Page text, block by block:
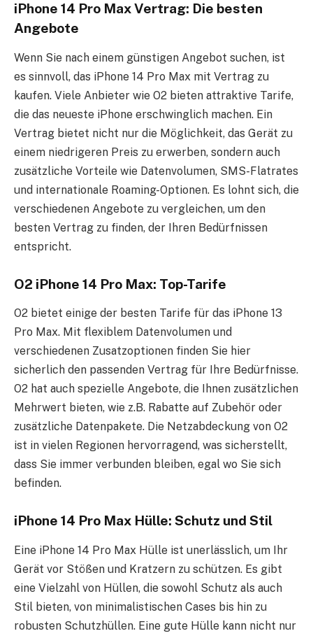
iPhone 14 Pro Max Vertrag: Die besten
Angebote
Wenn Sie nach einem günstigen Angebot suchen, ist
es sinnvoll, das iPhone 14 Pro Max mit Vertrag zu
kaufen. Viele Anbieter wie O2 bieten attraktive Tarife,
die das neueste iPhone erschwinglich machen. Ein
Vertrag bietet nicht nur die Möglichkeit, das Gerät zu
einem niedrigeren Preis zu erwerben, sondern auch
zusätzliche Vorteile wie Datenvolumen, SMS-Flatrates
und internationale Roaming-Optionen. Es lohnt sich, die
verschiedenen Angebote zu vergleichen, um den
besten Vertrag zu finden, der Ihren Bedürfnissen
entspricht.
O2 iPhone 14 Pro Max: Top-Tarife
O2 bietet einige der besten Tarife für das iPhone 13
Pro Max. Mit flexiblem Datenvolumen und
verschiedenen Zusatzoptionen finden Sie hier
sicherlich den passenden Vertrag für Ihre Bedürfnisse.
O2 hat auch spezielle Angebote, die Ihnen zusätzlichen
Mehrwert bieten, wie z.B. Rabatte auf Zubehör oder
zusätzliche Datenpakete. Die Netzabdeckung von O2
ist in vielen Regionen hervorragend, was sicherstellt,
dass Sie immer verbunden bleiben, egal wo Sie sich
befinden.
iPhone 14 Pro Max Hülle: Schutz und Stil
Eine iPhone 14 Pro Max Hülle ist unerlässlich, um Ihr
Gerät vor Stößen und Kratzern zu schützen. Es gibt
eine Vielzahl von Hüllen, die sowohl Schutz als auch
Stil bieten, von minimalistischen Cases bis hin zu
robusten Schutzhüllen. Eine gute Hülle kann nicht nur